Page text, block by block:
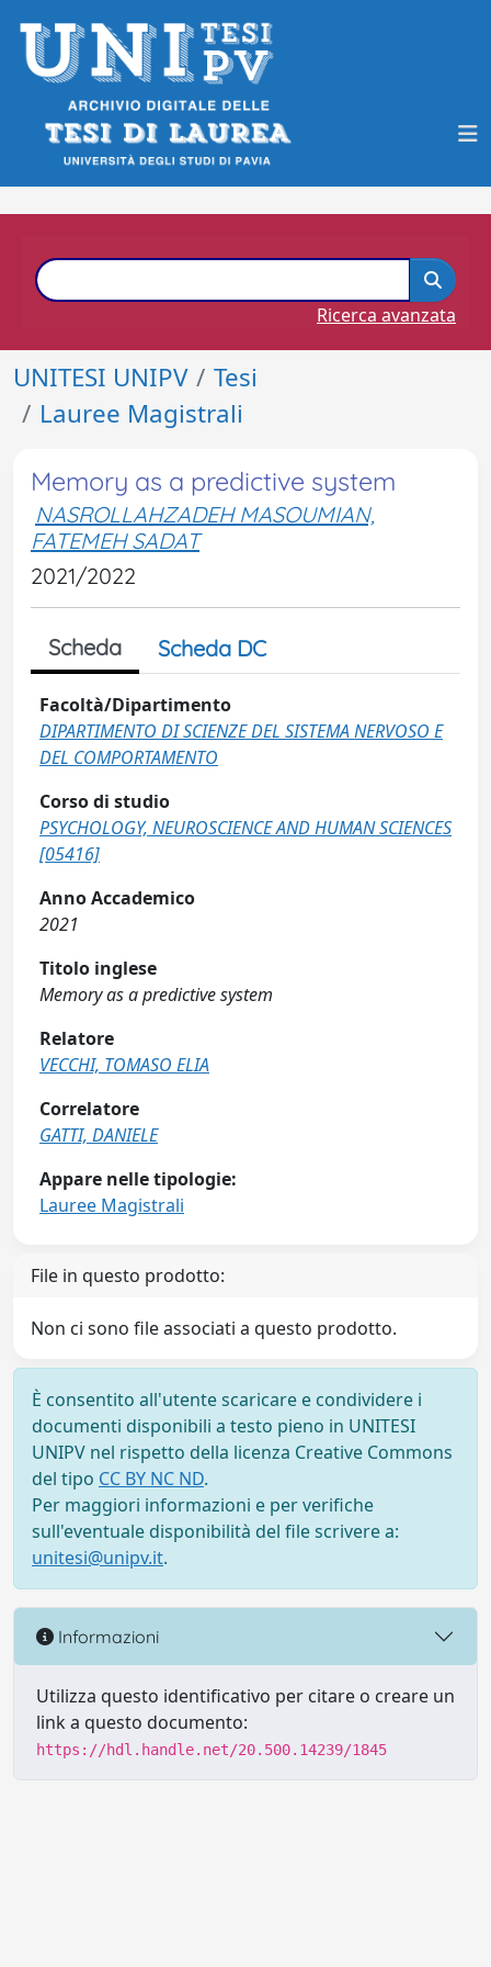
Ricerca avanzata
UNITESI UNIPV
Tesi
Lauree Magistrali
Memory as a predictive system
NASROLLAHZADEH MASOUMIAN,
FATEMEH SADAT
2021/2022
Scheda Scheda DC
Facoltà/Dipartimento
DIPARTIMENTO DI SCIENZE DEL SISTEMA NERVOSO E
DEL COMPORTAMENTO
Corso di studio
PSYCHOLOGY, NEUROSCIENCE AND HUMAN SCIENCES
[05416]
Anno Accademico
2021
Titolo inglese
Memory as a predictive system
Relatore
VECCHI, TOMASO ELIA
Correlatore
GATTI, DANIELE
Appare nelle tipologie:
Lauree Magistrali
File in questo prodotto:
Non ci sono file associati a questo prodotto.
È consentito all'utente scaricare e condividere i
documenti disponibili a testo pieno in UNITESI
UNIPV nel rispetto della licenza Creative Commons
del tipo CC BY NC ND.
Per maggiori informazioni e per verifiche
sull'eventuale disponibilità del file scrivere a:
unitesi@unipv.it.
Informazioni
Utilizza questo identificativo per citare o creare un
link a questo documento:
https://hdl.handle.net/20.500.14239/1845